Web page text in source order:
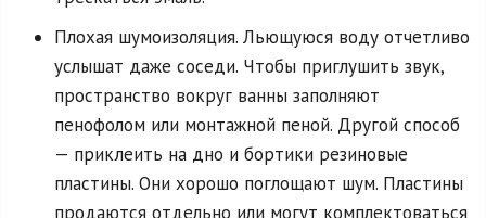
Плохая шумоизоляция. Льющуюся воду отчетливо
услышат даже соседи. Чтобы приглушить звук,
пространство вокруг ванны заполняют
пенофолом или монтажной пеной. Другой способ
— приклеить на дно и бортики резиновые
пластины. Они хорошо поглощают шум. Пластины
продаются отдельно или могут комплектоваться